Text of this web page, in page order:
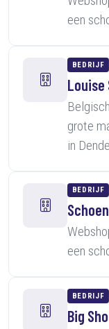
een
BEDRIJF
Louise
grote
in
BEDRIJF
een
BEDRIJF
Big